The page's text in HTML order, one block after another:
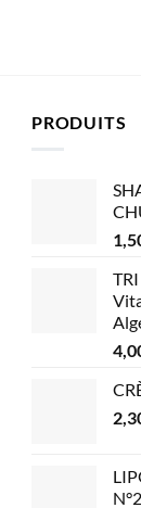
PRODUITS
N°2